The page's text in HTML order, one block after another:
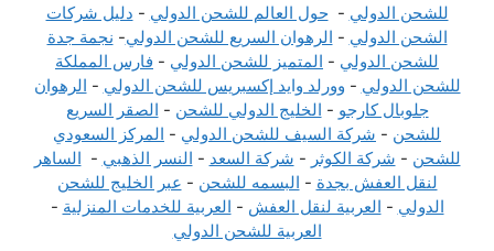
للشحن الدولي -حول العالم للشحن الدولي - دليل شركات
الشحن الدولي - الرهوان السريع للشحن الدولي- نجمة جدة
للشحن الدولي - المتميز للشحن الدولي - فارس المملكة
للشحن الدولي - وورلد وايد إكسبريس للشحن الدولي - الرهوان
جلوبال كارجو - الخليج الدولي للشحن - الصقر السريع
للشحن - شركة السيف للشحن الدولي - المركز السعودي
للشحن - شركة الكوثر - شركة السعد - النسر الذهبي - الساهر
لنقل العفش بجدة - البسمه للشحن - عبر الخليج للشحن
الدولي - العربية لنقل العفش - العربية للخدمات المنزلية -
العربية للشحن الدولي